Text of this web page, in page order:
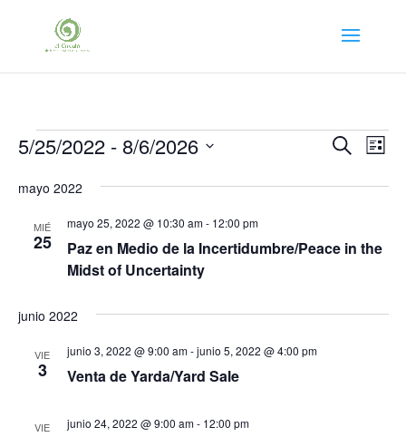
Eventos
vistas
de
Buscar
de
Lista
5/25/2022 - 8/6/2026
fecha.
mayo 2022
MIÉ
25
Paz en Medio de la Incertidumbre/Peace in the
Midst of Uncertainty
mayo 25, 2022 @ 10:30 am- 12:00 pm
junio 2022
VIE
3 Venta de Yarda/Yard Sale
junio 3, 2022 @ 9:00 am-junio 5, 2022 @ 4:00 pm
VIE junio 24, 2022 @ 9:00 am- 12:00 pm